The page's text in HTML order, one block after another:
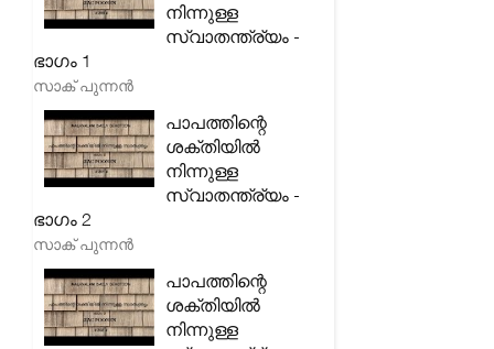
നിന്നുള്ള
സ്വാതന്ത്ര്യം -
ഭാഗം 1
സാക് പുന്നൻ
പാപത്തിന്റെ
ശക്തിയിൽ
നിന്നുള്ള
സ്വാതന്ത്ര്യം -
ഭാഗം 2
സാക് പുന്നൻ
പാപത്തിന്റെ
ശക്തിയിൽ
നിന്നുള്ള